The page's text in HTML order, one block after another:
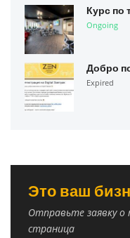
Курс по
Ongoing
Добро
Expired
Это ваш
Отправьте заявку
страница